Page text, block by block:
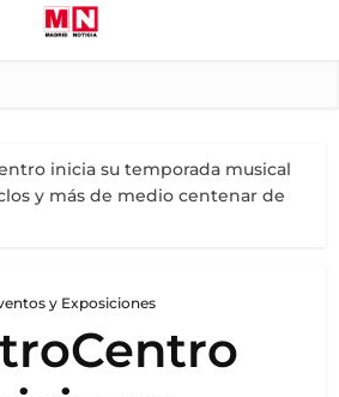
inicia su temporada musical
y más de medio centenar de
y Exposiciones